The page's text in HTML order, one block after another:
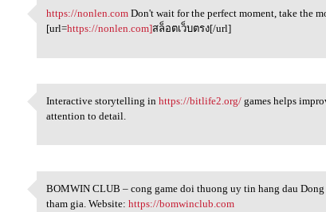
https://nonlen.com Don't wait
https://nonlen.com Don't wait for the perfect moment, take the
[url=https://nonlen.com]สล็อตเว็บตรง[/url]
Interactive storytelling in
Interactive storytelling inhttps://bitlife2.org/ games helps
attention to detail.
BOMWIN CLUB – cong game doi
BOMWIN CLUB – cong game doi thuong uy tin hang dau
tham gia. Website:https://bomwinclub.com